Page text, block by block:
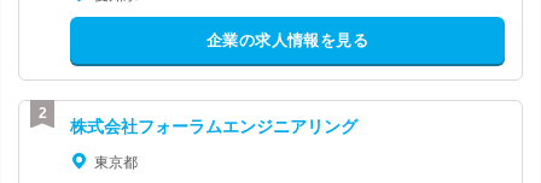
企業の求人情報を見る
株式会社フォーラムエンジニアリング
東京都